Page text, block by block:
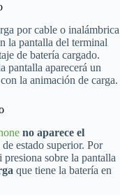
por cable o inalámbrica
la pantalla del terminal
de batería cargado.
pantalla aparecerá un
con la animación de carga.
no aparece el
estado superior. Por
presiona sobre la pantalla
que tiene la batería en